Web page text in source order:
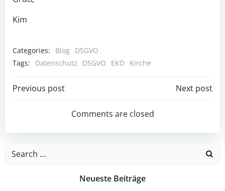
Kim
Categories: Blog DSGVO
Tags:
Datenschutz DSGVO EKD Kirche
Post
navigation
Previous post
navigation
Next post
Comments are closed
Search
Neueste Beiträge